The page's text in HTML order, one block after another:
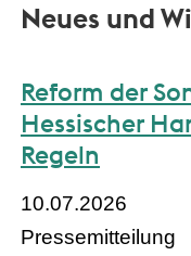
Neues und
Reform der
Hessischer
Regeln
10.07.2026
Pressemitteilung